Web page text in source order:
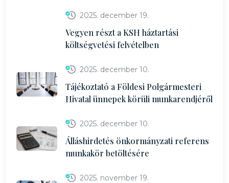
2025. december 19.
Vegyen részt a KSH háztartási
költségvetési felvételben
2025. december 10.
Tájékoztató a Földesi Polgármesteri
Hivatal ünnepek körüli munkarendjéről
2025. december 10.
Álláshirdetés önkormányzati referens
munkakör betöltésére
2025. november 19.